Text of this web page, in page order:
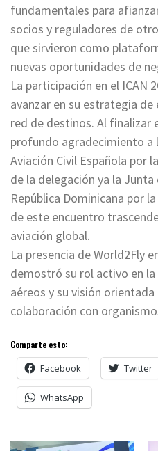
fundamentales para
socios y reguladores de
que sirvieron como
nuevas oportunidades de
La participación en el ICAN
avanzar en su estrategia
red de destinos. Al finalizar
profundo agradecimiento a
Aviación Civil Española por
de la delegación ya la Junta
República Dominicana por
de este encuentro
aviación global.
La presencia de World2Fly
demostró su rol activo en
aéreos y su visión
colaboración con
Comparte esto:
Facebook Twitter
WhatsApp